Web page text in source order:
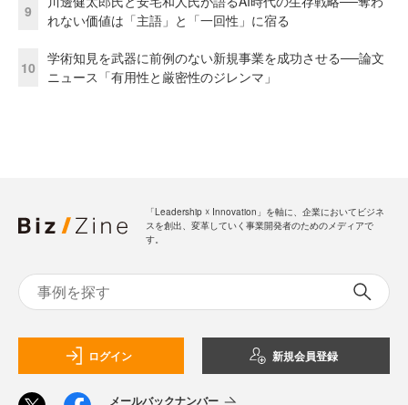
9
れない価値は「主語」と「一回性」に宿る
10
学術知見を武器に前例のない新規事業を成功させる──論文
ニュース「有用性と厳密性のジレンマ」
「Leadership ☓ Innovation」を軸に、企業においてビジネ
スを創出、変革していく事業開発者のためのメディアで
す。
ログイン 新規会員登録
メールバックナンバー